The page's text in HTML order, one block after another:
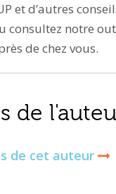
et d’autres
consultez notre
de chez vous.
de
de cet auteur